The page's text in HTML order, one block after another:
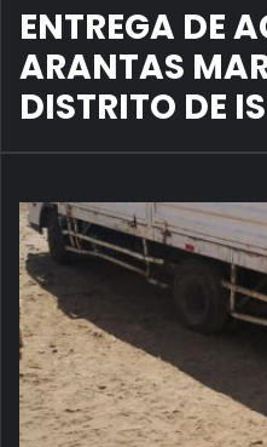
ENTREGA DE
ARANTAS
DISTRITO DE